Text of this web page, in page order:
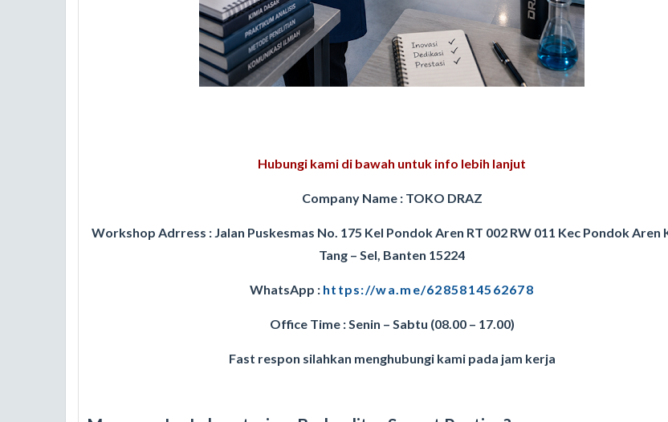
Hubungi kami di bawah untuk info lebih lanjut
Company Name : TOKO DRAZ
Workshop Adrress : Jalan Puskesmas No. 175 Kel Pondok Aren RT 002 RW 011 Kec Pondok Aren
Tang – Sel, Banten 15224
WhatsApp : https://wa.me/6285814562678
Office Time : Senin – Sabtu (08.00 – 17.00)
Fast respon silahkan menghubungi kami pada jam kerja